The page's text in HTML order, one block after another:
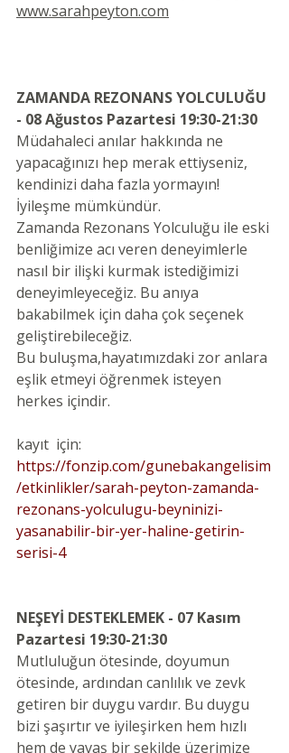
www.sarahpeyton.com
ZAMANDA REZONANS YOLCULUĞU
- 08 Ağustos Pazartesi 19:30-21:30
Müdahaleci anılar hakkında ne
yapacağınızı hep merak ettiyseniz,
kendinizi daha fazla yormayın!
İyileşme mümkündür.
Zamanda Rezonans Yolculuğu ile eski
benliğimize acı veren deneyimlerle
nasıl bir ilişki kurmak istediğimizi
deneyimleyeceğiz. Bu anıya
bakabilmek için daha çok seçenek
geliştirebileceğiz.
Bu buluşma,hayatımızdaki zor anlara
eşlik etmeyi öğrenmek isteyen
herkes içindir.
kayıt  için:
https://fonzip.com/gunebakangelisim
/etkinlikler/sarah-peyton-zamanda-
rezonans-yolculugu-beyninizi-
yasanabilir-bir-yer-haline-getirin-
serisi-4
NEŞEYİ DESTEKLEMEK - 07 Kasım
Pazartesi 19:30-21:30
Mutluluğun ötesinde, doyumun
ötesinde, ardından canlılık ve zevk
getiren bir duygu vardır. Bu duygu
bizi şaşırtır ve iyileşirken hem hızlı
hem de yavaş bir şekilde üzerimize